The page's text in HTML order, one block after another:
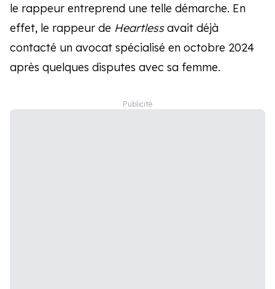
le rappeur entreprend une telle démarche. En
effet, le rappeur de Heartlessavait déjà
contacté un avocat spécialisé en octobre 2024
après quelques disputes avec sa femme.